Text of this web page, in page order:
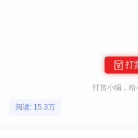
打
打赏小编，给
阅读: 15.3万